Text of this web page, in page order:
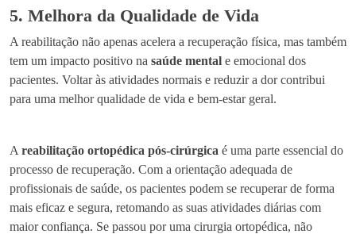
5. Melhora da Qualidade de Vida
A reabilitação não apenas acelera a recuperação física, mas também
tem um impacto positivo na saúde mental e emocional dos
pacientes. Voltar às atividades normais e reduzir a dor contribui
para uma melhor qualidade de vida e bem-estar geral.
A reabilitação ortopédica pós-cirúrgica é uma parte essencial do
processo de recuperação. Com a orientação adequada de
profissionais de saúde, os pacientes podem se recuperar de forma
mais eficaz e segura, retomando as suas atividades diárias com
maior confiança. Se passou por uma cirurgia ortopédica, não